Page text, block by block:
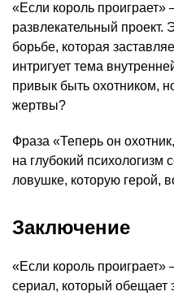
«Если король
развлекательный проект.
борьбе, которая
интригует тема
привык быть охотником,
жертвы?
Фраза «Теперь он
на глубокий психологизм
ловушке, которую герой,
Заключение
«Если король
сериал, который обещает